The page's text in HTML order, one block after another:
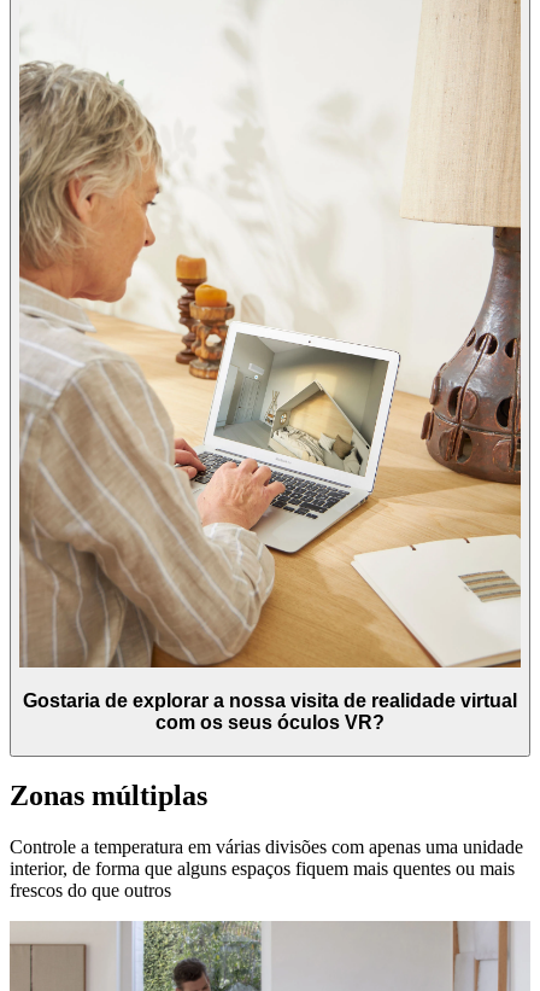
Gostaria de explorar a nossa visita de realidade virtual
com os seus óculos VR?
Zonas múltiplas
Controle a temperatura em várias divisões com apenas uma unidade
interior, de forma que alguns espaços fiquem mais quentes ou mais
frescos do que outros